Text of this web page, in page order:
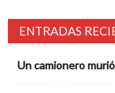
ENTRADAS
Un camionero